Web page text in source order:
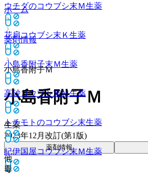
ウチダのコウブシ末Ｍ生薬
花扇コウブシ末Ｋ 生薬
小島香附子末Ｍ生薬
高砂コウブシ末Ｍ生薬
トチモトのコウブシ末生薬
紀伊国屋コウブシ末Ｍ生薬
ホーム
薬剤情報
小島香附子Ｍ
小島香附子Ｍ
生薬
2023年12月改訂(第1版)
薬剤情報
他
毒